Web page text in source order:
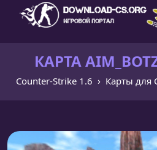
КАРТА
Counter-Strike 1.6 Карты для